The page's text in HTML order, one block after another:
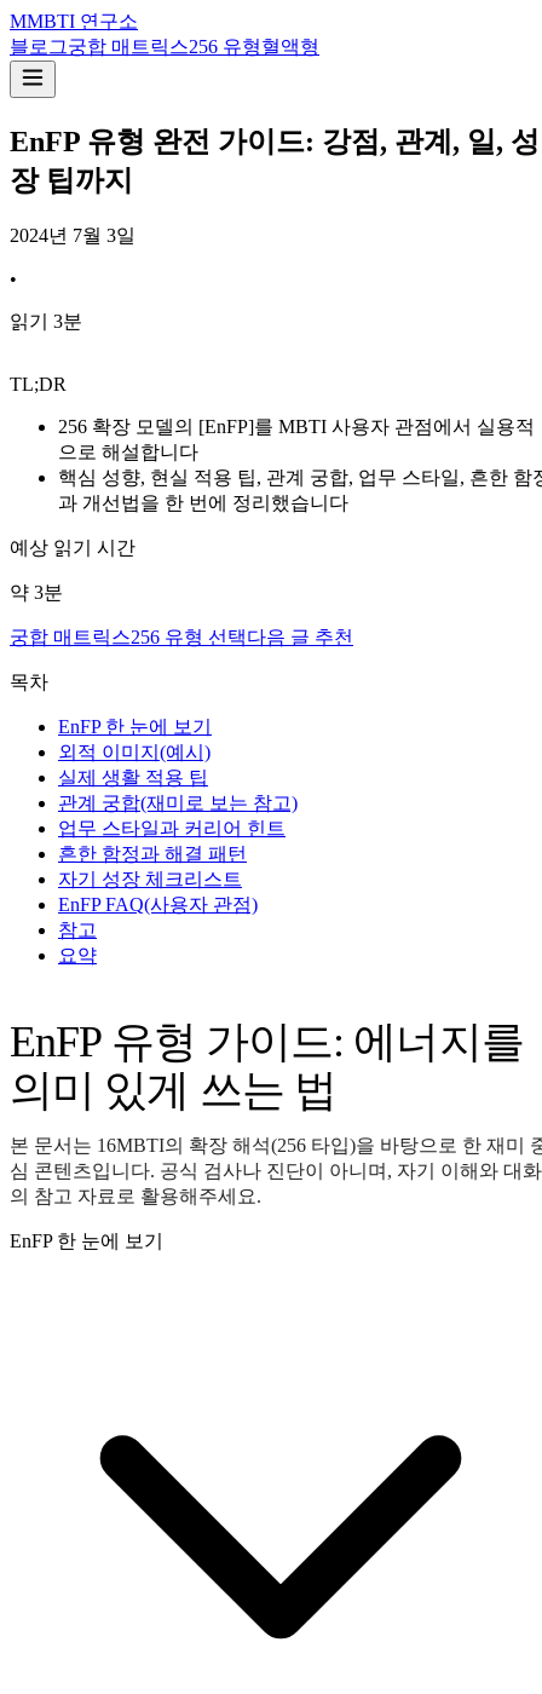
MMBTI 연구소
블로그궁합 매트릭스256 유형혈액형
EnFP 유형 완전 가이드: 강점, 관계, 일, 성
장 팁까지
2024년 7월 3일
•
읽기 3분
TL;DR
256 확장 모델의 [EnFP]를 MBTI 사용자 관점에서 실용적
으로 해설합니다
핵심 성향, 현실 적용 팁, 관계 궁합, 업무 스타일, 흔한 함
과 개선법을 한 번에 정리했습니다
예상 읽기 시간
약 3분
궁합 매트릭스256 유형 선택다음 글 추천
목차
EnFP 한 눈에 보기
외적 이미지(예시)
실제 생활 적용 팁
관계 궁합(재미로 보는 참고)
업무 스타일과 커리어 힌트
흔한 함정과 해결 패턴
자기 성장 체크리스트
EnFP FAQ(사용자 관점)
참고
요약
EnFP 유형 가이드: 에너지를
의미 있게 쓰는 법
본 문서는 16MBTI의 확장 해석(256 타입)을 바탕으로 한 재미
심 콘텐츠입니다. 공식 검사나 진단이 아니며, 자기 이해와 대화
의 참고 자료로 활용해주세요.
EnFP 한 눈에 보기